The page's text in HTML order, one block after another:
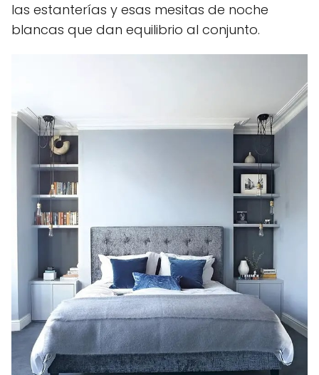
las estanterías y esas mesitas de noche
blancas que dan equilibrio al conjunto.